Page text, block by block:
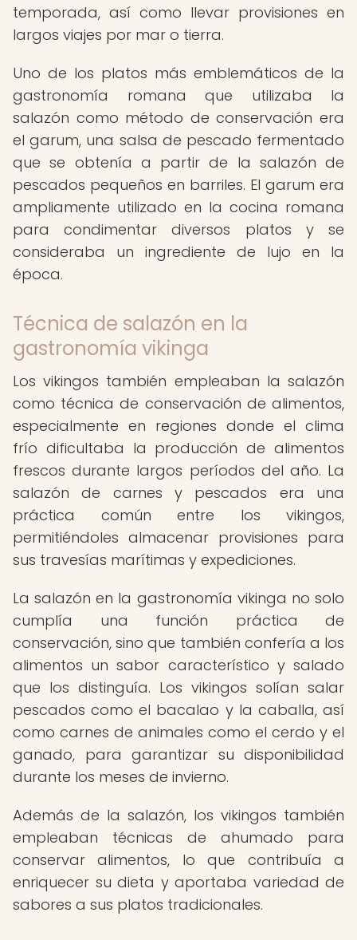
temporada, así como llevar provisiones en
largos viajes por mar o tierra.
Uno de los platos más emblemáticos de la
gastronomía romana que utilizaba la
salazón como método de conservación era
el garum, una salsa de pescado fermentado
que se obtenía a partir de la salazón de
pescados pequeños en barriles. El garum era
ampliamente utilizado en la cocina romana
para condimentar diversos platos y se
consideraba un ingrediente de lujo en la
época.
Técnica de salazón en la
gastronomía vikinga
Los vikingos también empleaban la salazón
como técnica de conservación de alimentos,
especialmente en regiones donde el clima
frío dificultaba la producción de alimentos
frescos durante largos períodos del año. La
salazón de carnes y pescados era una
práctica común entre los vikingos,
permitiéndoles almacenar provisiones para
sus travesías marítimas y expediciones.
La salazón en la gastronomía vikinga no solo
cumplía una función práctica de
conservación, sino que también confería a los
alimentos un sabor característico y salado
que los distinguía. Los vikingos solían salar
pescados como el bacalao y la caballa, así
como carnes de animales como el cerdo y el
ganado, para garantizar su disponibilidad
durante los meses de invierno.
Además de la salazón, los vikingos también
empleaban técnicas de ahumado para
conservar alimentos, lo que contribuía a
enriquecer su dieta y aportaba variedad de
sabores a sus platos tradicionales.